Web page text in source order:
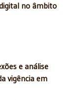
no âmbito
e análise
vigência em